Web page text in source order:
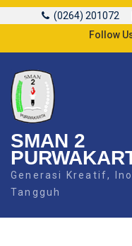
(0264) 201072
Follow
SMAN 2
Generasi Kreatif,
Tangguh